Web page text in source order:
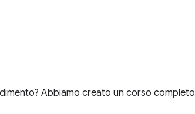
Abbiamo creato un corso completo